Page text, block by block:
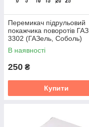
Перемикач підрульовий
покажчика поворотів ГАЗ
3302 (ГАЗель, Соболь)
В наявності
250 ₴
Купити